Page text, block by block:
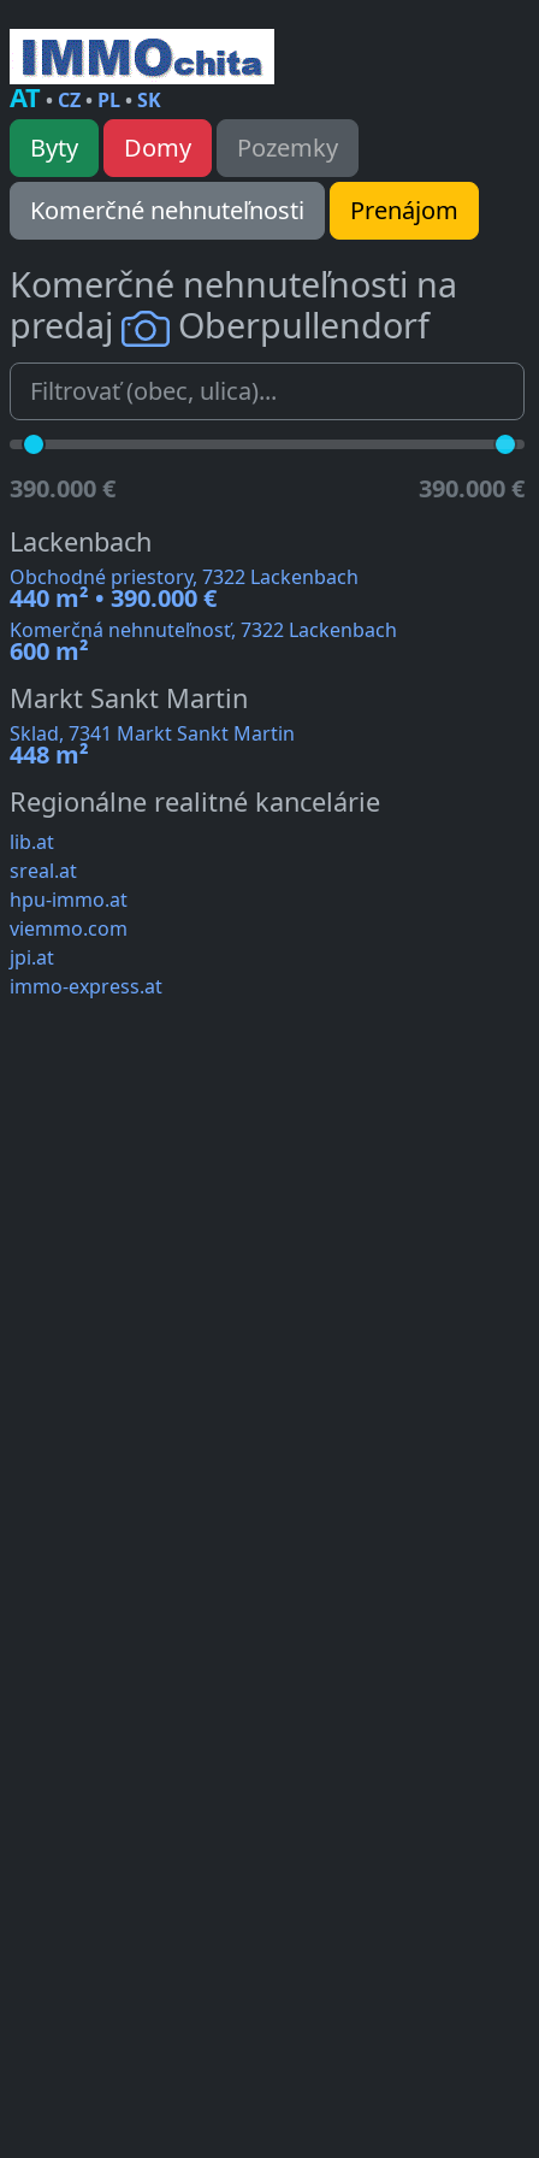
AT• CZ• PL•SK
Byty Domy
Pozemky
Komerčné nehnuteľnosti
Prenájom
Komerčné nehnuteľnosti na
predaj
Oberpullendorf
390.000 € 390.000 €
Lackenbach
Obchodné priestory, 7322 Lackenbach
440 m² • 390.000 €
Komerčná nehnuteľnosť, 7322 Lackenbach
600 m²
Markt Sankt Martin
Sklad, 7341 Markt Sankt Martin
448 m²
Regionálne realitné kancelárie
lib.at
sreal.at
hpu-immo.at
viemmo.com
jpi.at
immo-express.at